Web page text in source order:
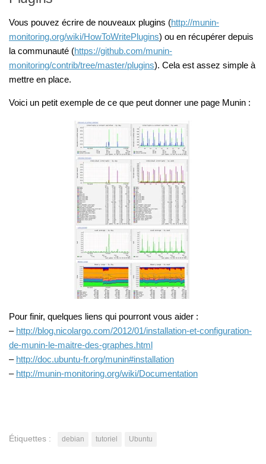
Vous pouvez écrire de nouveaux plugins (http://munin-
monitoring.org/wiki/HowToWritePlugins) ou en récupérer depuis
la communauté (https://github.com/munin-
monitoring/contrib/tree/master/plugins). Cela est assez simple à
mettre en place.
Voici un petit exemple de ce que peut donner une page Munin :
Pour finir, quelques liens qui pourront vous aider :
– http://blog.nicolargo.com/2012/01/installation-et-configuration-
de-munin-le-maitre-des-graphes.html
– http://doc.ubuntu-fr.org/munin#installation
– http://munin-monitoring.org/wiki/Documentation
Étiquettes : debian tutoriel Ubuntu